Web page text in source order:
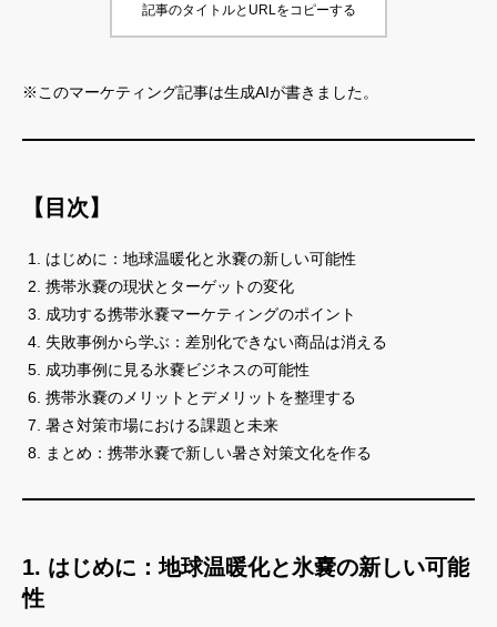
記事のタイトルとURLをコピーする
※このマーケティング記事は生成AIが書きました。
【目次】
はじめに：地球温暖化と氷嚢の新しい可能性
携帯氷嚢の現状とターゲットの変化
成功する携帯氷嚢マーケティングのポイント
失敗事例から学ぶ：差別化できない商品は消える
成功事例に見る氷嚢ビジネスの可能性
携帯氷嚢のメリットとデメリットを整理する
暑さ対策市場における課題と未来
まとめ：携帯氷嚢で新しい暑さ対策文化を作る
1. はじめに：地球温暖化と氷嚢の新しい可能
性
利用規約
よくあるご質問
運営会社
マーケター診断コンテンツ
LINE公式